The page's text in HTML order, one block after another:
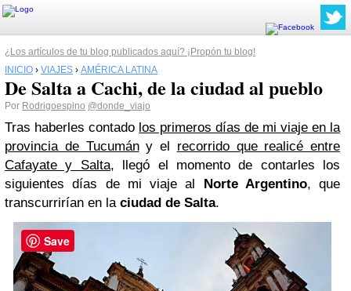
¿Los artículos de tu blog publicados aquí? ¡Propón tu blog!
INICIO › VIAJES › AMÉRICA LATINA
De Salta a Cachi, de la ciudad al pueblo
Por Rodrigoespino @donde_viajo
Tras haberles contado los primeros días de mi viaje en la
provincia de Tucumány el recorrido que realicé entre
Cafayate y Salta, llegó el momento de contarles los
siguientes días de mi viaje al Norte Argentino, que
transcurrirían en la ciudad de Salta.
Save